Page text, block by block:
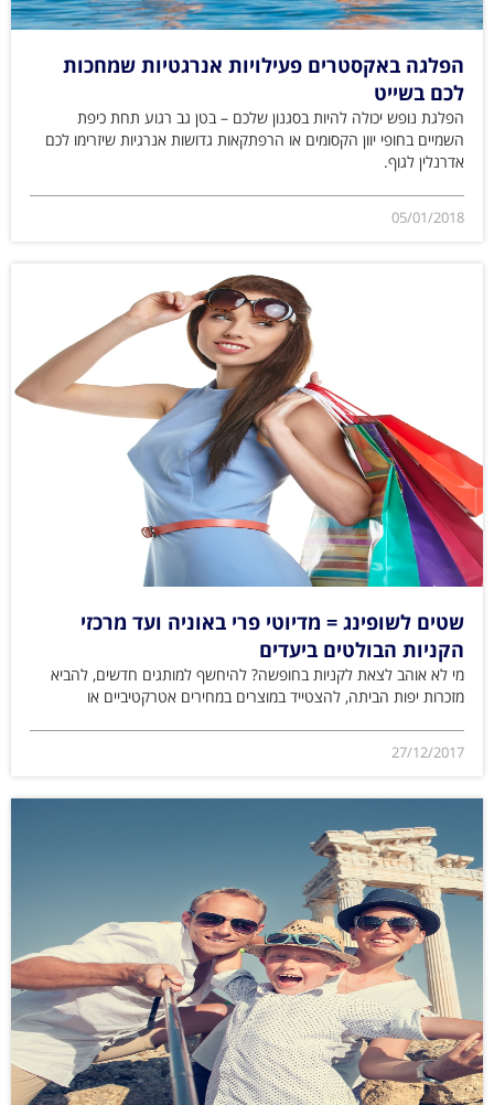
הפלגה באקסטרים פעילויות אנרגטיות שמחכות
לכם בשייט
הפלגת נופש יכולה להיות בסגנון שלכם – בטן גב רגוע תחת כיפת
השמיים בחופי יוון הקסומים או הרפתקאות גדושות אנרגיות שיזרימו לכם
אדרנלין לגוף.
05/01/2018
שטים לשופינג = מדיוטי פרי באוניה ועד מרכזי
הקניות הבולטים ביעדים
מי לא אוהב לצאת לקניות בחופשה? להיחשף למותגים חדשים, להביא
מזכרות יפות הביתה, להצטייד במוצרים במחירים אטרקטיביים או
27/12/2017